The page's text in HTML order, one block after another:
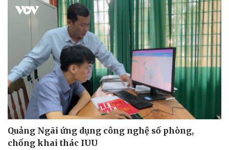
Quảng Ngãi ứng dụng công nghệ số phòng,
chống khai thác IUU